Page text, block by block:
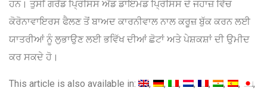
ਹਨ। ਤੁਸੀਂ ਗਰੈਂਡ ਪ੍ਰਿੰਸਿਸ ਐਂਡ ਡਾਇਮੰਡ ਪ੍ਰਿੰਸਿਸ ਦੇ ਜਹਾਜ਼ ਵਿੱਚ
ਕੋਰੋਨਾਵਾਇਰਸ ਫੈਲਣ ਤੋਂ ਬਾਅਦ ਕਾਰਨੀਵਾਲ ਨਾਲ ਕਰੂਜ਼ ਬੁੱਕ ਕਰਨ ਲਈ
ਯਾਤਰੀਆਂ ਨੂੰ ਲੁਭਾਉਣ ਲਈ ਭਵਿੱਖ ਦੀਆਂ ਛੋਟਾਂ ਅਤੇ ਪੇਸ਼ਕਸ਼ਾਂ ਦੀ ਉਮੀਦ
ਕਰ ਸਕਦੇ ਹੋ।
This article is also available in: